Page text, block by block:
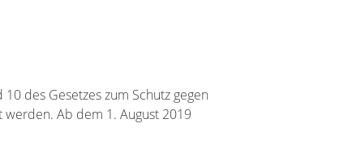
des Gesetzes zum Schutz gegen
Ab dem 1. August 2019